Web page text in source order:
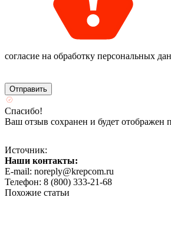
согласие на обработку персональных
Спасибо!
Ваш отзыв сохранен и будет отображен
Источник:
Наши контакты:
E-mail: noreply@krepcom.ru
Телефон: 8 (800) 333-21-68
Похожие статьи